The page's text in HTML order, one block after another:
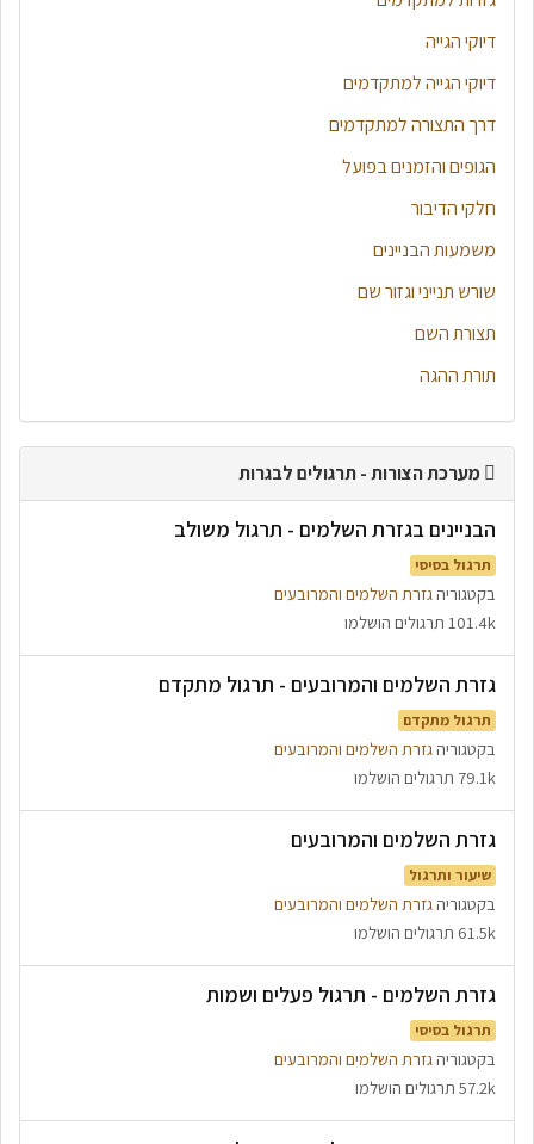
דיוקי הגייה
דיוקי הגייה למתקדמים
דרך התצורה למתקדמים
הגופים והזמנים בפועל
חלקי הדיבור
משמעות הבניינים
שורש תנייני וגזור שם
תצורת השם
תורת ההגה
מערכת הצורות - תרגולים לבגרות
הבניינים בגזרת השלמים - תרגול משולב
תרגול בסיסי
בקטגוריהגזרת השלמים והמרובעים
101.4k תרגולים הושלמו
גזרת השלמים והמרובעים - תרגול מתקדם
תרגול מתקדם
בקטגוריהגזרת השלמים והמרובעים
79.1k תרגולים הושלמו
גזרת השלמים והמרובעים
שיעור ותרגול
בקטגוריהגזרת השלמים והמרובעים
61.5k תרגולים הושלמו
גזרת השלמים - תרגול פעלים ושמות
תרגול בסיסי
בקטגוריהגזרת השלמים והמרובעים
57.2k תרגולים הושלמו